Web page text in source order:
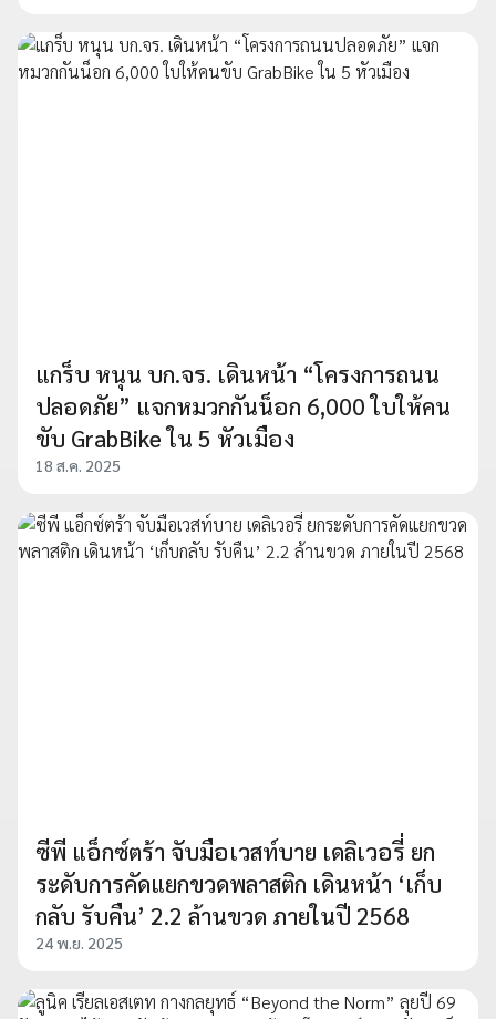
แกร็บ หนุน บก.จร. เดินหน้า “โครงการถนน
ปลอดภัย” แจกหมวกกันน็อก 6,000 ใบให้คน
ขับ GrabBike ใน 5 หัวเมือง
18 ส.ค. 2025
ซีพี แอ็กซ์ตร้า จับมือเวสท์บาย เดลิเวอรี่ ยก
ระดับการคัดแยกขวดพลาสติก เดินหน้า ‘เก็บ
กลับ รับคืน’ 2.2 ล้านขวด ภายในปี 2568
24 พ.ย. 2025